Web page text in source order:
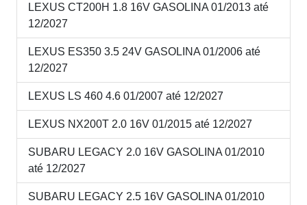
LEXUS CT200H 1.8 16V GASOLINA 01/2013 até
12/2027
LEXUS ES350 3.5 24V GASOLINA 01/2006 até
12/2027
LEXUS LS 460 4.6 01/2007 até 12/2027
LEXUS NX200T 2.0 16V 01/2015 até 12/2027
SUBARU LEGACY 2.0 16V GASOLINA 01/2010
até 12/2027
SUBARU LEGACY 2.5 16V GASOLINA 01/2010